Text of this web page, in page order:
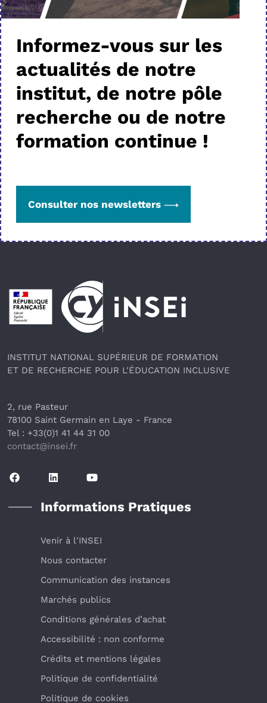
Informez-vous sur les
actualités de notre
institut, de notre pôle
recherche ou de notre
formation continue !
Consulter nos newsletters
Pied de page
INSTITUT NATIONAL SUPÉRIEUR DE FORMATION
ET DE RECHERCHE POUR L'ÉDUCATION INCLUSIVE
2, rue Pasteur
78100 Saint Germain en Laye - France
Tel : +33(0)1 41 44 31 00
contact@insei.fr
Informations Pratiques
Venir à l'INSEI
Nous contacter
Communication des instances
Marchés publics
Conditions générales d’achat
Accessibilité : non conforme
Crédits et mentions légales
Politique de confidentialité
Politique de cookies